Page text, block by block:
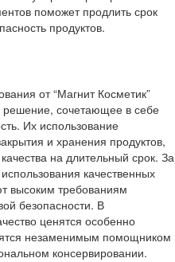
поможет продлить срок
продуктов.
от “Магнит Косметик”
решение, сочетающее в себе
Их использование
и хранения продуктов,
на длительный срок. За
качественных
высоким требованиям
безопасности. В
ценятся особенно
незаменимым помощником
консервировании.